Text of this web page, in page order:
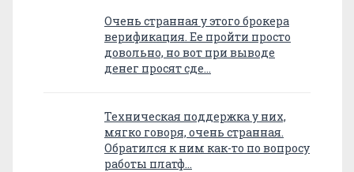
Очень странная у этого брокера
верификация. Ее пройти просто
довольно, но вот при выводе
денег просят сде…
Техническая поддержка у них,
мягко говоря, очень странная.
Обратился к ним как-то по вопросу
работы платф…